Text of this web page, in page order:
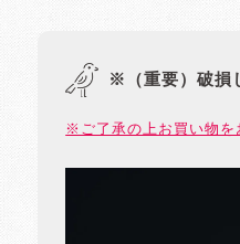
※（重要）破損
※ご了承の上お買い物を